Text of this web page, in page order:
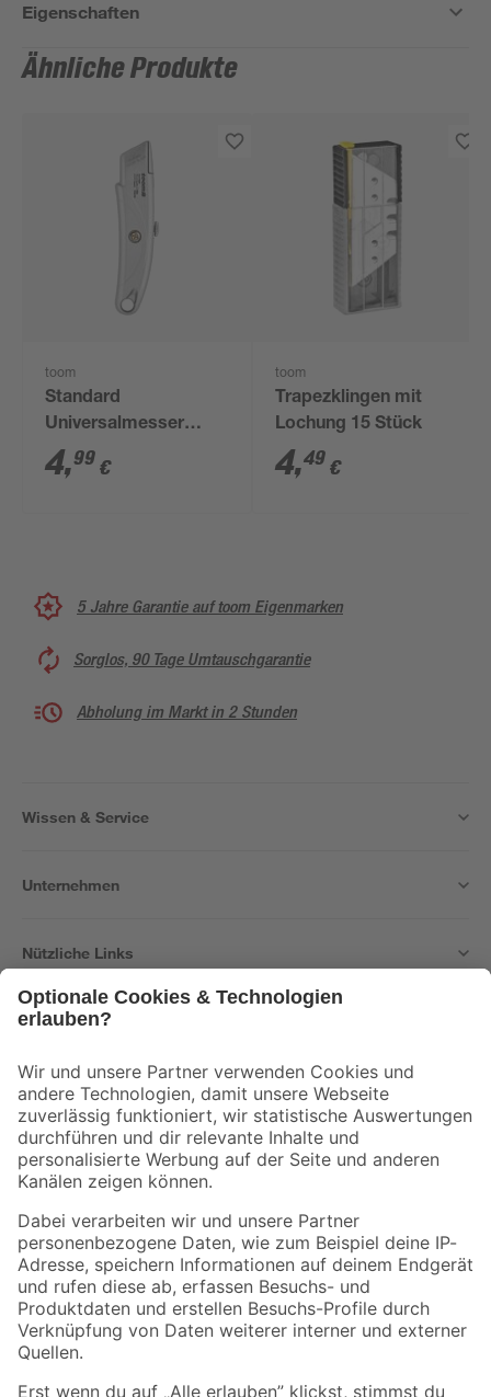
Eigenschaften
Ähnliche Produkte
toom
Standard
Universalmesser
einziehbar
4,99 €
toom
Trapezklingen mit
Lochung 15 Stück
4,49 €
5 Jahre Garantie auf toom Eigenmarken
Sorglos, 90 Tage Umtauschgarantie
Abholung im Markt in 2 Stunden
Wissen & Service
Unternehmen
Nützliche Links
Der toom Newsletter: Keine Angebote und Aktionen mehr verpassen!
Zur Newsletter Anmeldung
Folge uns
Zahlungsarten Versandarten
Sicher einkaufen